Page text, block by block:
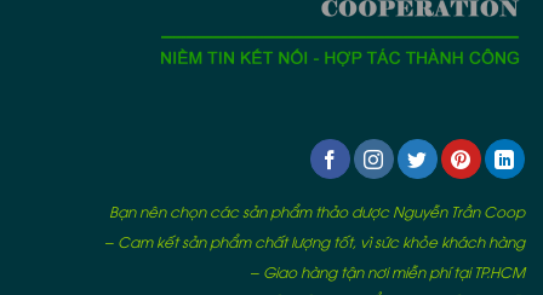
Bạn nên chọn các sản phẩm thảo dược Nguyễn Trần Coop
– Cam kết sản phẩm chất lượng tốt, vì sức khỏe khách hàng
– Giao hàng tận nơi miễn phí tại TP.HCM